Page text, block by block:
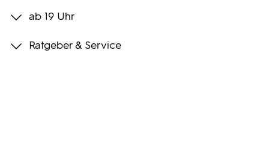
ab 19 Uhr
Ratgeber & Service